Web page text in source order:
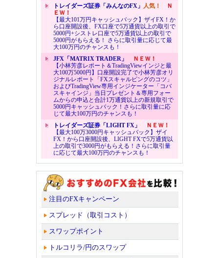
トレイダーズ証券「みんなのFX」 人気！
Ｎ
ＥＷ！
【最大101万円キャッシュバック】ザイFX！か
ら口座開設後、FX口座で5万通貨以上の取引で
5000円+シストレ口座で5万通貨以上の取引で
5000円がもらえる！ さらに取引量に応じて最
大100万円のチャンスも！
JFX「MATRIX TRADER」
ＮＥＷ！
【小林芳彦レポート＆TradingViewインジと最
大100万5000円】口座開設完了で小林芳彦オリ
ジナルレポート「FXスキャルピングのコツ」
およびTradingView専用インジケーター「コバ
スキャインジ」当日プレゼント＆専用フォー
ムからの申込と合計1万通貨以上の新規取引で
5000円キャッシュバック！さらに取引量に応
じて最大100万円のチャンスも！
トレイダーズ証券「LIGHT FX」
ＮＥＷ！
【最大100万3000円キャッシュバック】ザイ
FX！から口座開設後、LIGHT FXで5万通貨以
上の取引で3000円がもらえる！さらに取引量
に応じて最大100万円のチャンスも！
注目のFXキャンペーン
スプレッド（取引コスト）
スワップポイント
トルコリラ/円のスワップ